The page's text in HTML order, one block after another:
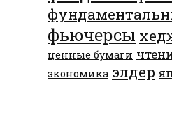
фьючерсы
ценные бумаги
экономика элдер